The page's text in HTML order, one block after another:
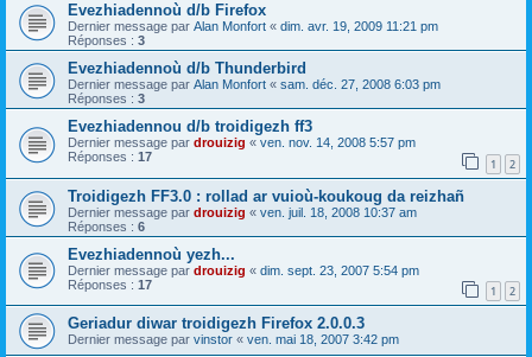
Evezhiadennoù d/b Firefox
Dernier message par Alan Monfort « dim. avr. 19, 2009 11:21 pm
Réponses : 3
Evezhiadennoù d/b Thunderbird
Dernier message par Alan Monfort « sam. déc. 27, 2008 6:03 pm
Réponses : 3
Evezhiadennou d/b troidigezh ff3
Dernier message par drouizig « ven. nov. 14, 2008 5:57 pm
Réponses : 17 1 2
Troidigezh FF3.0 : rollad ar vuioù-koukoug da reizhañ
Dernier message par drouizig « ven. juil. 18, 2008 10:37 am
Réponses : 6
Evezhiadennoù yezh...
Dernier message par drouizig « dim. sept. 23, 2007 5:54 pm
Réponses : 17 1 2
Geriadur diwar troidigezh Firefox 2.0.0.3
Dernier message par vinstor « ven. mai 18, 2007 3:42 pm